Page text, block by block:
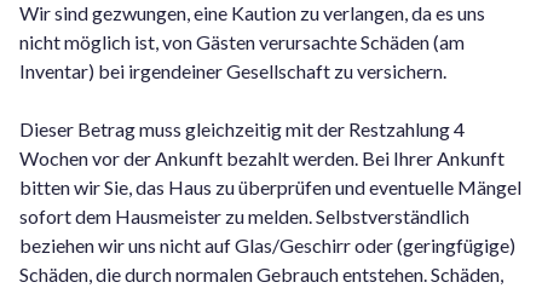
Wir sind gezwungen, eine Kaution zu verlangen, da es uns
nicht möglich ist, von Gästen verursachte Schäden (am
Inventar) bei irgendeiner Gesellschaft zu versichern.
Dieser Betrag muss gleichzeitig mit der Restzahlung 4
Wochen vor der Ankunft bezahlt werden. Bei Ihrer Ankunft
bitten wir Sie, das Haus zu überprüfen und eventuelle Mängel
sofort dem Hausmeister zu melden. Selbstverständlich
beziehen wir uns nicht auf Glas/Geschirr oder (geringfügige)
Schäden, die durch normalen Gebrauch entstehen. Schäden,